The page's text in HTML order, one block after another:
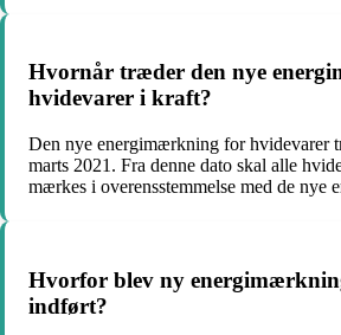
Hvornår træder den nye
hvidevarer i kraft?
Den nye energimærkning for hvidevarer
marts 2021. Fra denne dato skal alle
mærkes i overensstemmelse med de nye
Hvorfor blev ny
indført?